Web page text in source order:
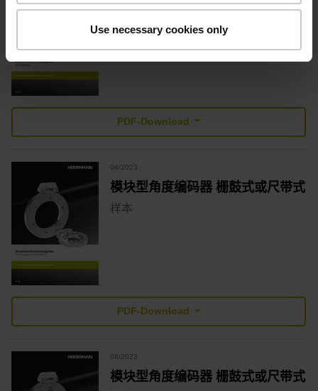
Use necessary cookies only
PDF-Download
08/2023
模块型角度编码器 栅鼓式或尺带式
样本
PDF-Download
08/2023
模块型角度编码器 栅鼓式或尺带式